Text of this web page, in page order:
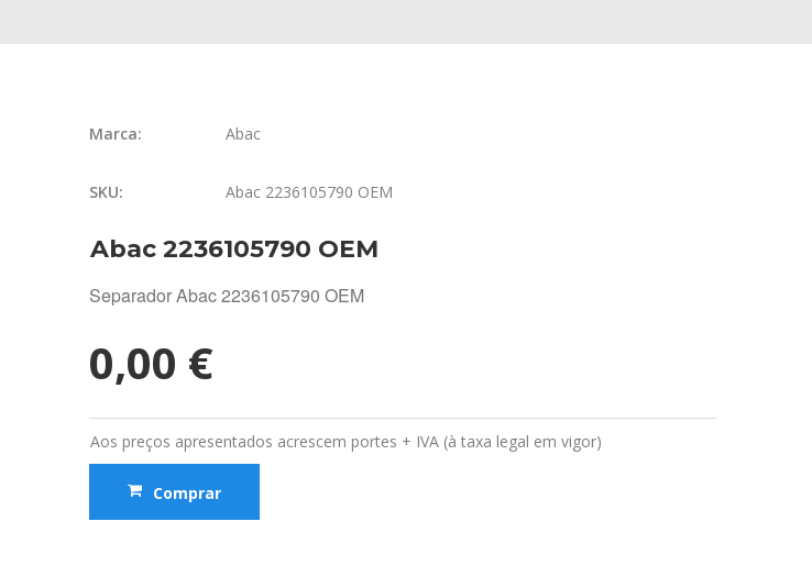
Marca: Abac
SKU: Abac 2236105790 OEM
Abac 2236105790 OEM
Separador Abac 2236105790 OEM
0,00 €
Aos preços apresentados acrescem portes + IVA (à taxa legal em vigor)
Comprar